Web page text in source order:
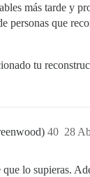
más tarde y
personas que
tu
28
40
lo supieras.